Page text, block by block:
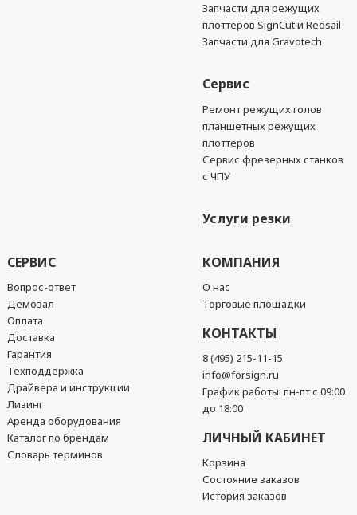
Запчасти для режущих
плоттеров SignCut и Redsail
Запчасти для Gravotech
Сервис
Ремонт режущих голов
планшетных режущих
плоттеров
Сервис фрезерных станков
с ЧПУ
Услуги резки
СЕРВИС
Вопрос-ответ
Демозал
Оплата
Доставка
Гарантия
Техподдержка
Драйвера и инструкции
Лизинг
Аренда оборудования
Каталог по брендам
Словарь терминов
КОМПАНИЯ
О нас
Торговые площадки
КОНТАКТЫ
8 (495) 215-11-15
info@forsign.ru
График работы: пн-пт с 09:00
до 18:00
ЛИЧНЫЙ КАБИНЕТ
Корзина
Состояние заказов
История заказов